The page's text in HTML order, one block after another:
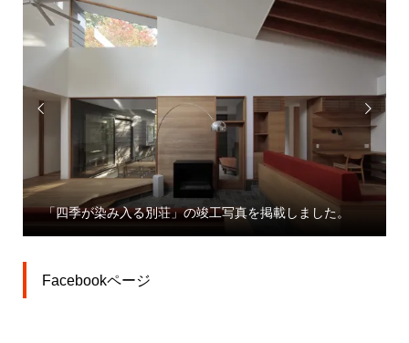

四季が染み入る別荘」の竣工写真を掲載しました。
「大

Facebookページ